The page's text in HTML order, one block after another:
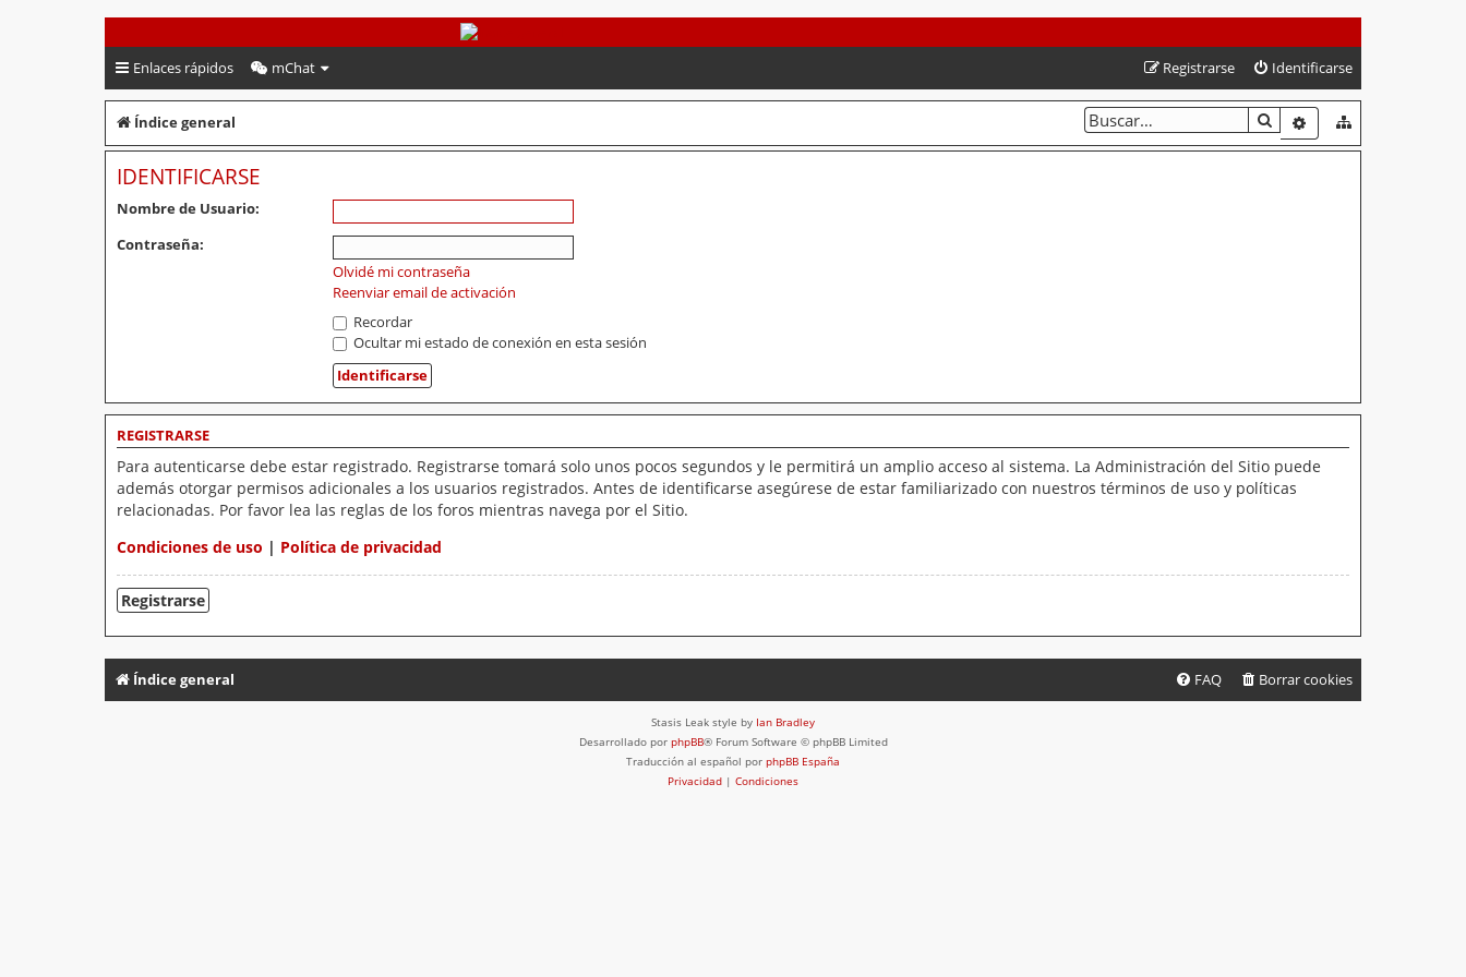
PeruVoley.com
Enlaces rápidos mChat Identificarse
Registrarse
Índice general BUSCARBÚSQUEDA
IDENTIFICARSE
Nombre de Usuario:
Contraseña:
Olvidé mi contraseña
Reenviar email de activación
Recordar
Ocultar mi estado de conexión en esta sesión
REGISTRARSE
Para autenticarse debe estar registrado. Registrarse tomará solo unos pocos segundos y le permitirá un amplio acceso al sistema. La Administración del Sitio puede
además otorgar permisos adicionales a los usuarios registrados. Antes de identificarse asegúrese de estar familiarizado con nuestros términos de uso y políticas
relacionadas. Por favor lea las reglas de los foros mientras navega por el Sitio.
Condiciones de uso | Política de privacidad
Registrarse
Índice general Borrar cookies
FAQ
Stasis Leak style by Ian Bradley
Desarrollado por phpBB® Forum Software © phpBB Limited
Traducción al español por phpBB España
Privacidad | Condiciones